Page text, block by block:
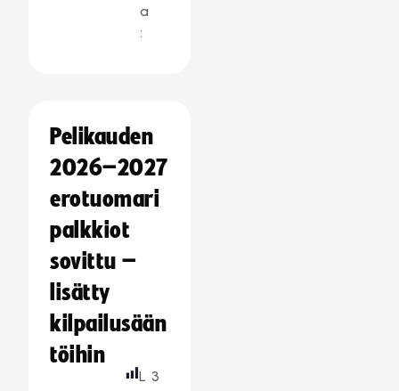
a
:
Pelikauden
2026–2027
erotuomari
palkkiot
sovittu –
lisätty
kilpailusään
töihin
L 3